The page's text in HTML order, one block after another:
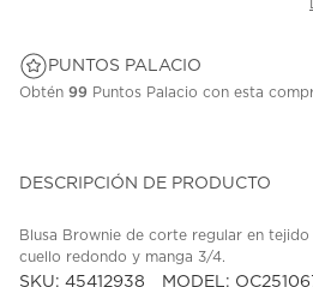
PUNTOS PALACIO
Obtén 99 Puntos Palacio con esta
DESCRIPCIÓN DE PRODUCTO
Blusa Brownie de corte regular en
cuello redondo y manga 3/4.
SKU: 45412938 MODEL: